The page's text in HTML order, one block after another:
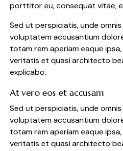
porttitor eu, consequat vitae,
Sed ut perspiciatis, unde
voluptatem accusantium
totam rem aperiam eaque
veritatis et quasi architecto
explicabo.
At vero eos et accusam
Sed ut perspiciatis, unde
voluptatem accusantium
totam rem aperiam eaque
veritatis et quasi architecto